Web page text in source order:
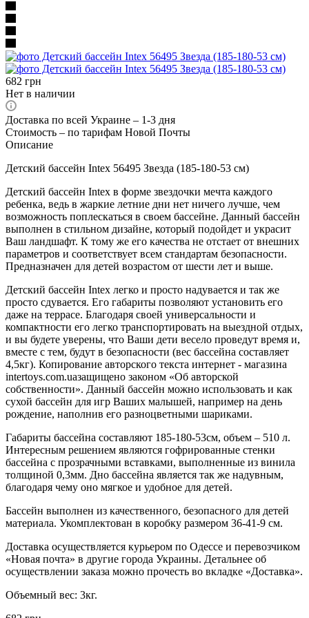
682 грн
Нет в наличии
Доставка по всей Украине – 1-3 дня
Стоимость – по тарифам Новой Почты
Описание
Детский бассейн Intex 56495 Звезда (185-180-53 см)
Детский бассейн Intex в форме звездочки мечта каждого
ребенка, ведь в жаркие летние дни нет ничего лучше, чем
возможность поплескаться в своем бассейне. Данный бассейн
выполнен в стильном дизайне, который подойдет и украсит
Ваш ландшафт. К тому же его качества не отстает от внешних
параметров и соответствует всем стандартам безопасности.
Предназначен для детей возрастом от шести лет и выше.
Детский бассейн Intex легко и просто надувается и так же
просто сдувается. Его габариты позволяют установить его
даже на террасе. Благодаря своей универсальности и
компактности его легко транспортировать на выездной отдых,
и вы будете уверены, что Ваши дети весело проведут время и,
вместе с тем, будут в безопасности (вес бассейна составляет
4,5кг). Копирование авторского текста интернет - магазина
intertoys.com.uaзащищено законом «Об авторской
собственности». Данный бассейн можно использовать и как
сухой бассейн для игр Ваших малышей, например на день
рождение, наполнив его разноцветными шариками.
Габариты бассейна составляют 185-180-53см, объем – 510 л.
Интересным решением являются гофрированные стенки
бассейна с прозрачными вставками, выполненные из винила
толщиной 0,3мм. Дно бассейна является так же надувным,
благодаря чему оно мягкое и удобное для детей.
Бассейн выполнен из качественного, безопасного для детей
материала. Укомплектован в коробку размером 36-41-9 см.
Доставка осуществляется курьером по Одессе и перевозчиком
«Новая почта» в другие города Украины. Детальнее об
осуществлении заказа можно прочесть во вкладке «Доставка».
Объемный вес: 3кг.